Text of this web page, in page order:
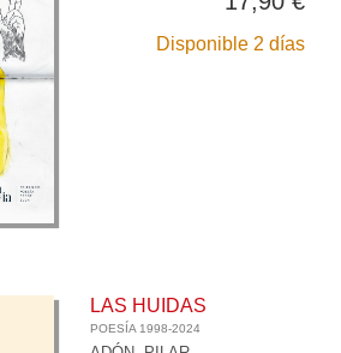
Disponible 2 días
LAS HUIDAS
POESÍA 1998-2024